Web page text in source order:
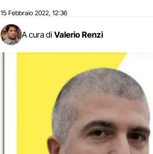
15 Febbraio 2022 12:36
A cura di Valerio Renzi